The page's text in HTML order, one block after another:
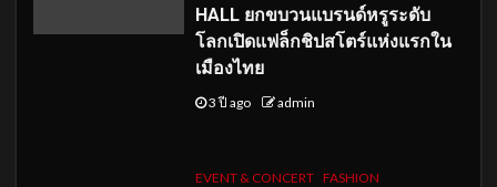
HALL ยกขบวนแบรนด์หรูระดับ
โลกเปิดแฟล็กชิปสโตร์แห่งแรกใน
เมืองไทย
3 ปี ago admin
EVENT & CONCERT FASHION